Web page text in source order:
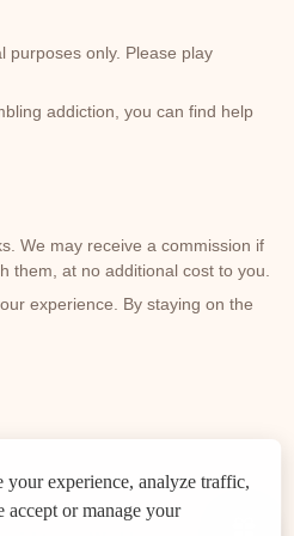
purposes only. Please play
addiction, you can find help
We may receive a commission if
them, at no additional cost to you.
experience. By staying on the
your experience, analyze traffic,
accept or manage your